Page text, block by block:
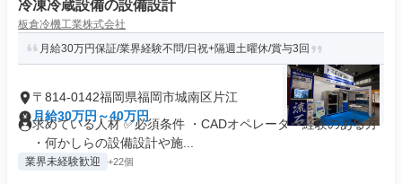
冷凍冷蔵設備の設備設計
板倉冷機工業株式会社
月給30万円保証/業界経験不問/日祝+隔週土曜休/賞与3回
〒814-0142福岡県福岡市城南区片江
月給30万円～40万円
求めている人材 ✅必須条件 ・CADオペレーター経験のある方
・何かしらの設備設計や施...
業界未経験歓迎 +22個